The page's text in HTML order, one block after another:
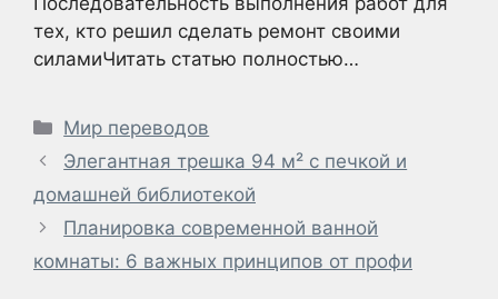
тех, кто решил сделать ремонт своими
силамиЧитать статью полностью…
Рубрики
Мир переводов
Элегантная трешка 94 м² с печкой и
домашней библиотекой
Планировка современной ванной
комнаты: 6 важных принципов от профи